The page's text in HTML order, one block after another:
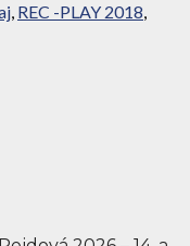
, REC -PLAY 2018,